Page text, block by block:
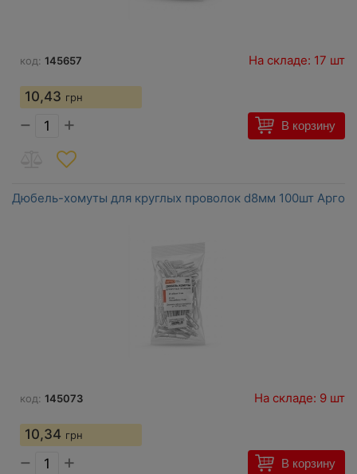
код: 145657 На складе: 17 шт
10,43 грн
− + В корзину
Дюбель-хомуты для круглых проволок d8мм 100шт Арго
код: 145073 На складе: 9 шт
10,34 грн
− + В корзину